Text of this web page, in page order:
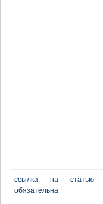
ссылка на статью
обязательна